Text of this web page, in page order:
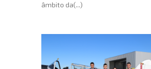
âmbito da(...)